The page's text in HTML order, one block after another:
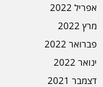
אפריל 2022
מרץ 2022
פברואר 2022
ינואר 2022
דצמבר 2021